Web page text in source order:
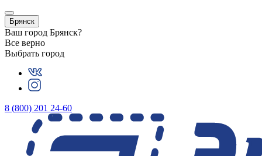
Брянск
Ваш город Брянск?
Все верно
Выбрать город
8 (800) 201 24-60